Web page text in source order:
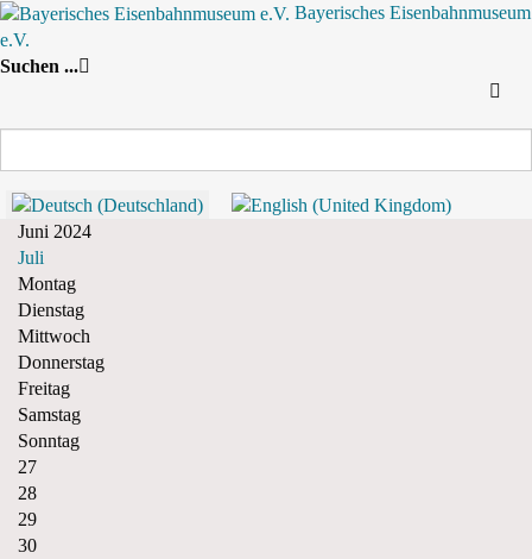
Bayerisches Eisenbahnmuseum
e.V.
Suchen ...
Nach Jahr
Monatsansicht
Mai
Juni 2024
Juli
Montag
Dienstag
Mittwoch
Donnerstag
Freitag
Samstag
Sonntag
27
28
29
30